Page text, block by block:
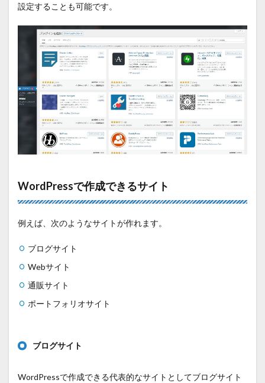
設定することも可能です。
WordPressで作成できるサイト
例えば、次のようなサイトが作れます。
ブログサイト
Webサイト
通販サイト
ポートフォリオサイト
ブログサイト
WordPressで作成できる代表的なサイトとしてブログサイト